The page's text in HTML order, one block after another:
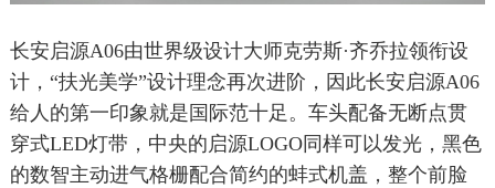
长安启源A06由世界级设计大师克劳斯·齐乔拉领衔设
计，“扶光美学”设计理念再次进阶，因此长安启源A06
给人的第一印象就是国际范十足。车头配备无断点贯
穿式LED灯带，中央的启源LOGO同样可以发光，黑色
的数智主动进气格栅配合简约的蚌式机盖，整个前脸